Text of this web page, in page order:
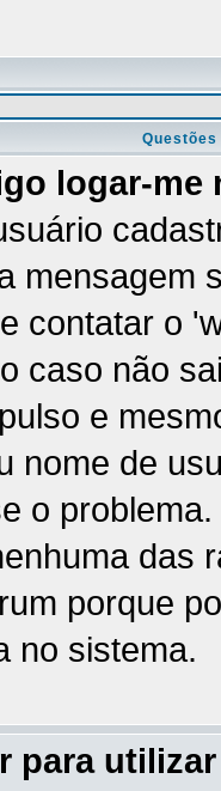
logar-me
mensagem
contatar o
caso não
e
nome de
o
das
porque
no sistema.
para